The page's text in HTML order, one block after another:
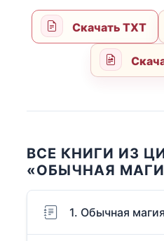
Скачать TXT
ВСЕ КНИГИ ИЗ
«ОБЫЧНАЯ
1. Обычная